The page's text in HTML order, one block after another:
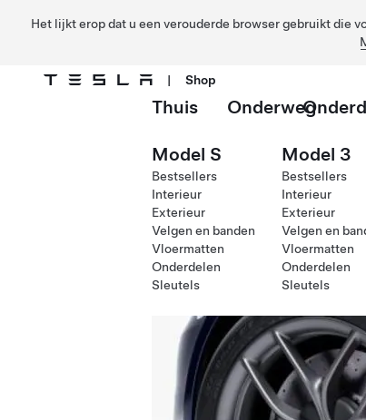
Het lijkt erop dat u een verouderde browser gebruikt die
| Shop
Thuis Onderweg
Model S
Bestsellers
Interieur
Exterieur
Velgen en banden
Vloermatten
Onderdelen
Sleutels
Model 3
Bestsellers
Interieur
Exterieur
Velgen en
Vloermatten
Onderdelen
Sleutels